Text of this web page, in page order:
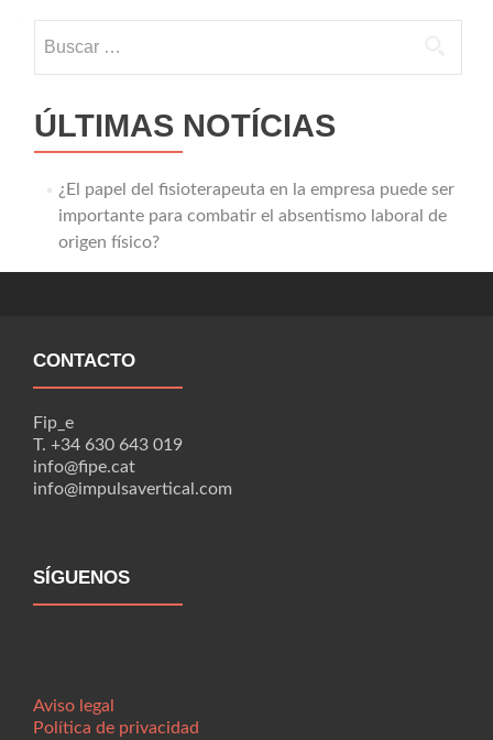
ÚLTIMAS NOTÍCIAS
¿El papel del fisioterapeuta en la empresa puede ser
importante para combatir el absentismo laboral de
origen físico?
CONTACTO
Fip_e
T. +34 630 643 019
info@fipe.cat
info@impulsavertical.com
SÍGUENOS
Aviso legal
Política de privacidad